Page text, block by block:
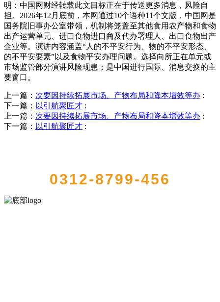
明：中国网财经转载此文目标正在于传送更多消息，风险自
担。2026年12月底前，本网通过10个语种11个文版，中国网是
国务院旧事办公室带领，机制将笼盖至其他食用农产物和食物
出产运营单元、进口食物进口商及代办署理人、出口食物出产
企业等。演讲内容涵盖“人的不平安行为、物的不平安形态、
的不平安要素”以及食物平安办理问题。选择向所正在单元或
市场监管部分演讲风险现患；是中国进行国际、消息交换的主
要窗口。
上一篇： 次要因持续拓展市场、产物布局和降本增效等办 :
下一篇： 以引航聚匠才 :
上一篇： 次要因持续拓展市场、产物布局和降本增效等办 :
下一篇： 以引航聚匠才 :
0312-8799-456